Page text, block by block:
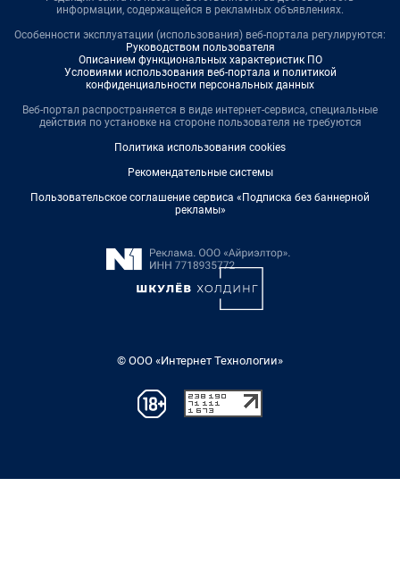
информации, содержащейся в рекламных объявлениях.
Особенности эксплуатации (использования) веб-портала регулируются:
Руководством пользователя
Описанием функциональных характеристик ПО
Условиями использования веб-портала и политикой
конфиденциальности персональных данных
Веб-портал распространяется в виде интернет-сервиса, специальные
действия по установке на стороне пользователя не требуются
Политика использования cookies
Рекомендательные системы
Пользовательское соглашение сервиса «Подписка без баннерной
рекламы»
© ООО «Интернет Технологии»